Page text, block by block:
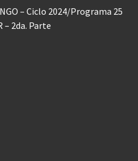
– Ciclo 2024/Programa 25
– 2da. Parte